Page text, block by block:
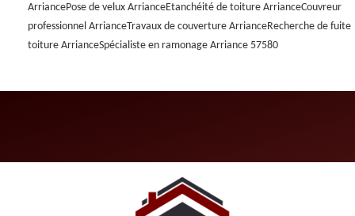
ArriancePose de velux ArrianceEtanchéité de toiture ArrianceCouvreur
professionnel ArrianceTravaux de couverture ArrianceRecherche de fuite
toiture ArrianceSpécialiste en ramonage Arriance 57580